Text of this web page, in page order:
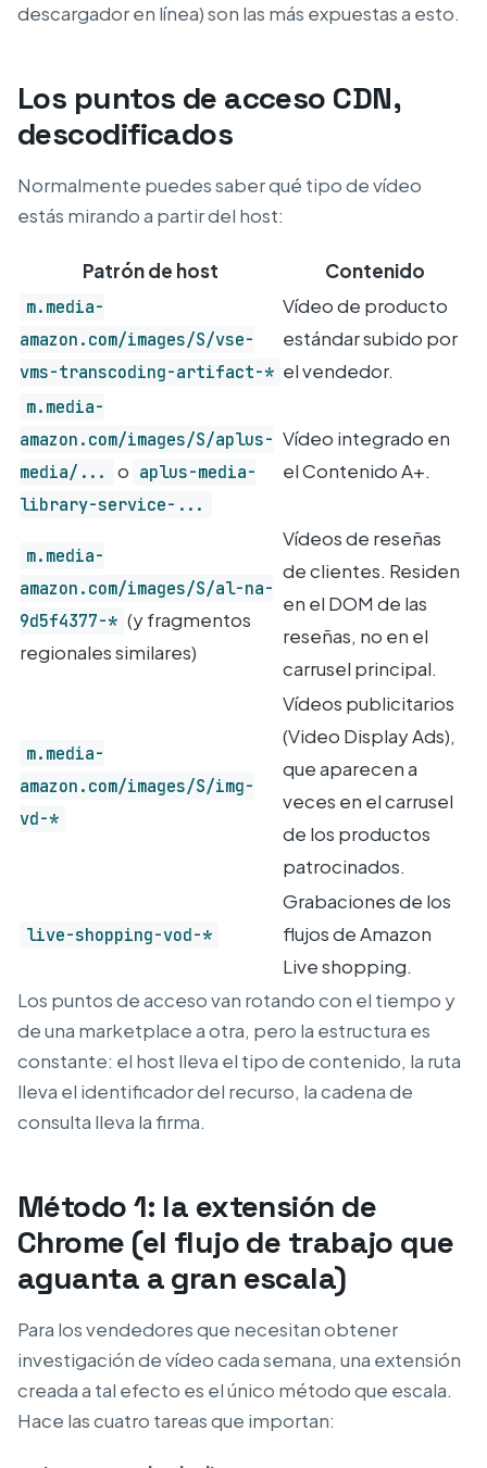
descargador en línea) son las más expuestas a esto.
Los puntos de acceso CDN,
descodificados
Normalmente puedes saber qué tipo de vídeo
estás mirando a partir del host:
Patrón de host Contenido
m.media-
amazon.com/images/S/vse-
vms-transcoding-artifact-*
Vídeo de producto
estándar subido por
el vendedor.
m.media-
amazon.com/images/S/aplus-
media/...
o aplus-media-
library-service-...
Vídeo integrado en
el Contenido A+.
m.media-
amazon.com/images/S/al-na-
9d5f4377-* (y fragmentos
regionales similares)
Vídeos de reseñas
de clientes. Residen
en el DOM de las
reseñas, no en el
carrusel principal.
m.media-
amazon.com/images/S/img-
vd-*
Vídeos publicitarios
(Video Display Ads),
que aparecen a
veces en el carrusel
de los productos
patrocinados.
live-shopping-vod-*
Grabaciones de los
flujos de Amazon
Live shopping.
Los puntos de acceso van rotando con el tiempo y
de una marketplace a otra, pero la estructura es
constante: el host lleva el tipo de contenido, la ruta
lleva el identificador del recurso, la cadena de
consulta lleva la firma.
Método 1: la extensión de
Chrome (el flujo de trabajo que
aguanta a gran escala)
Para los vendedores que necesitan obtener
investigación de vídeo cada semana, una extensión
creada a tal efecto es el único método que escala.
Hace las cuatro tareas que importan: